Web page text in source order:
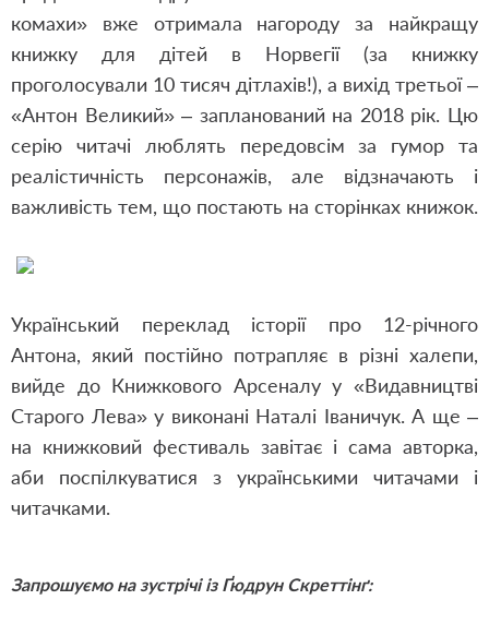
комахи» вже отримала нагороду за найкращу
книжку для дітей в Норвегії (за книжку
проголосували 10 тисяч дітлахів!), а вихід третьої –
«Антон Великий» – запланований на 2018 рік. Цю
серію читачі люблять передовсім за гумор та
реалістичність персонажів, але відзначають і
важливість тем, що постають на сторінках книжок.
Український переклад історії про 12-річного
Антона, який постійно потрапляє в різні халепи,
вийде до Книжкового Арсеналу у «Видавництві
Старого Лева» у виконані Наталі Іваничук. А ще –
на книжковий фестиваль завітає і сама авторка,
аби поспілкуватися з українськими читачами і
читачками.
Запрошуємо на зустрічі із Ґюдрун Скреттінґ: